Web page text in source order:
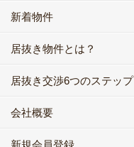
新着物件
居抜き物件とは？
居抜き交渉6つのステップ
会社概要
新規会員登録